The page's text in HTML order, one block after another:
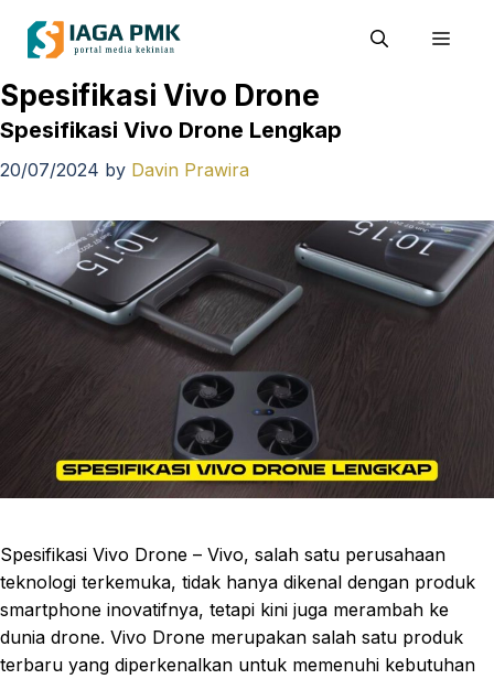
Spesifikasi Vivo Drone
Spesifikasi Vivo Drone Lengkap
20/07/2024 by Davin Prawira
Spesifikasi Vivo Drone – Vivo, salah satu perusahaan
teknologi terkemuka, tidak hanya dikenal dengan produk
smartphone inovatifnya, tetapi kini juga merambah ke
dunia drone. Vivo Drone merupakan salah satu produk
terbaru yang diperkenalkan untuk memenuhi kebutuhan